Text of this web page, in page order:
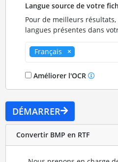
Langue source de votre
Pour de meilleurs
langues présentes dans
Français
Améliorer l'OCR
DÉMARRER
Convertir BMP en RTF